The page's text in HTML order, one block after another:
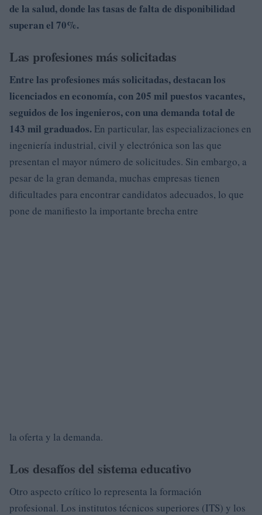
de la salud, donde las tasas de falta de disponibilidad
superan el 70%.
Las profesiones más solicitadas
Entre las profesiones más solicitadas, destacan los
licenciados en economía, con205 mil puestos vacantes,
seguidos de los ingenieros, con una demanda total de
143 mil graduados. En particular, las especializaciones en
ingeniería industrial, civil y electrónica son las que
presentan el mayor número de solicitudes. Sin embargo, a
pesar de la gran demanda, muchas empresas tienen
dificultades para encontrar candidatos adecuados, lo que
pone de manifiesto la importante brecha entre
la oferta y la demanda.
Los desafíos del sistema educativo
Otro aspecto crítico lo representa la formación
profesional. Los institutos técnicos superiores (ITS) y los